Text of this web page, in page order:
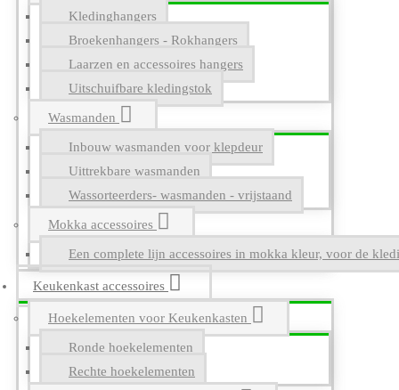
Kledinghangers
Broekenhangers - Rokhangers
Laarzen en accessoires hangers
Uitschuifbare kledingstok
Wasmanden
Inbouw wasmanden voor klepdeur
Uittrekbare wasmanden
Wassorteerders- wasmanden - vrijstaand
Mokka accessoires
Een complete lijn accessoires in mokka kleur, voor de
Keukenkast accessoires
Hoekelementen voor Keukenkasten
Ronde hoekelementen
Rechte hoekelementen